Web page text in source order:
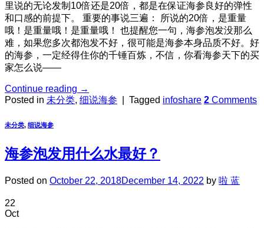
里说的无论发制10倍还是20倍，都是在保证海参良好的弹性
和口感的前提下。 重要的事说三遍： 所说的20倍，是重量
哦！是重量哦！是重量哦！ 也提醒您一句，海参泡发没那么
难，如果您多次都泡发不好，很可能是海参本身品质不好。好
的海参，一定经得住你的千锤百炼，不信，你看海参天下的买
家怎么说——
Continue reading →
Posted in 未分类, 细说海参 Tagged infoshare 2 Comments
未分类, 细说海参
海参泡发用什么水最好？
Posted on October 22, 2018December 14, 2022 by 啦 蓝
22
Oct